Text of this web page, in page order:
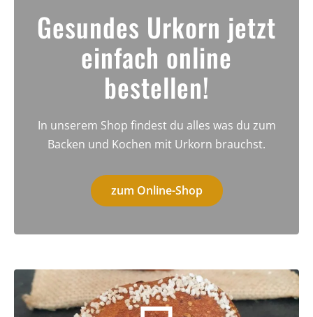
Gesundes Urkorn jetzt
einfach online
bestellen!
In unserem Shop findest du alles was du zum
Backen und Kochen mit Urkorn brauchst.
zum Online-Shop